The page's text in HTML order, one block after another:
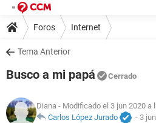
Foros Internet
Tema Anterior
Busco a mi papá Cerrado
Diana - Modificado el 3 jun 2020 a
Carlos López Jurado
- 3